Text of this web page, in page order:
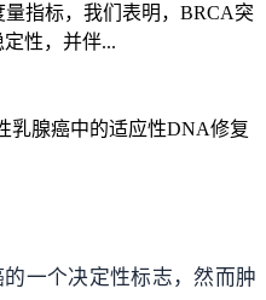
指标，我们表明，BRCA突
性，并伴...
乳腺癌中的适应性DNA修复
一个决定性标志，然而肿